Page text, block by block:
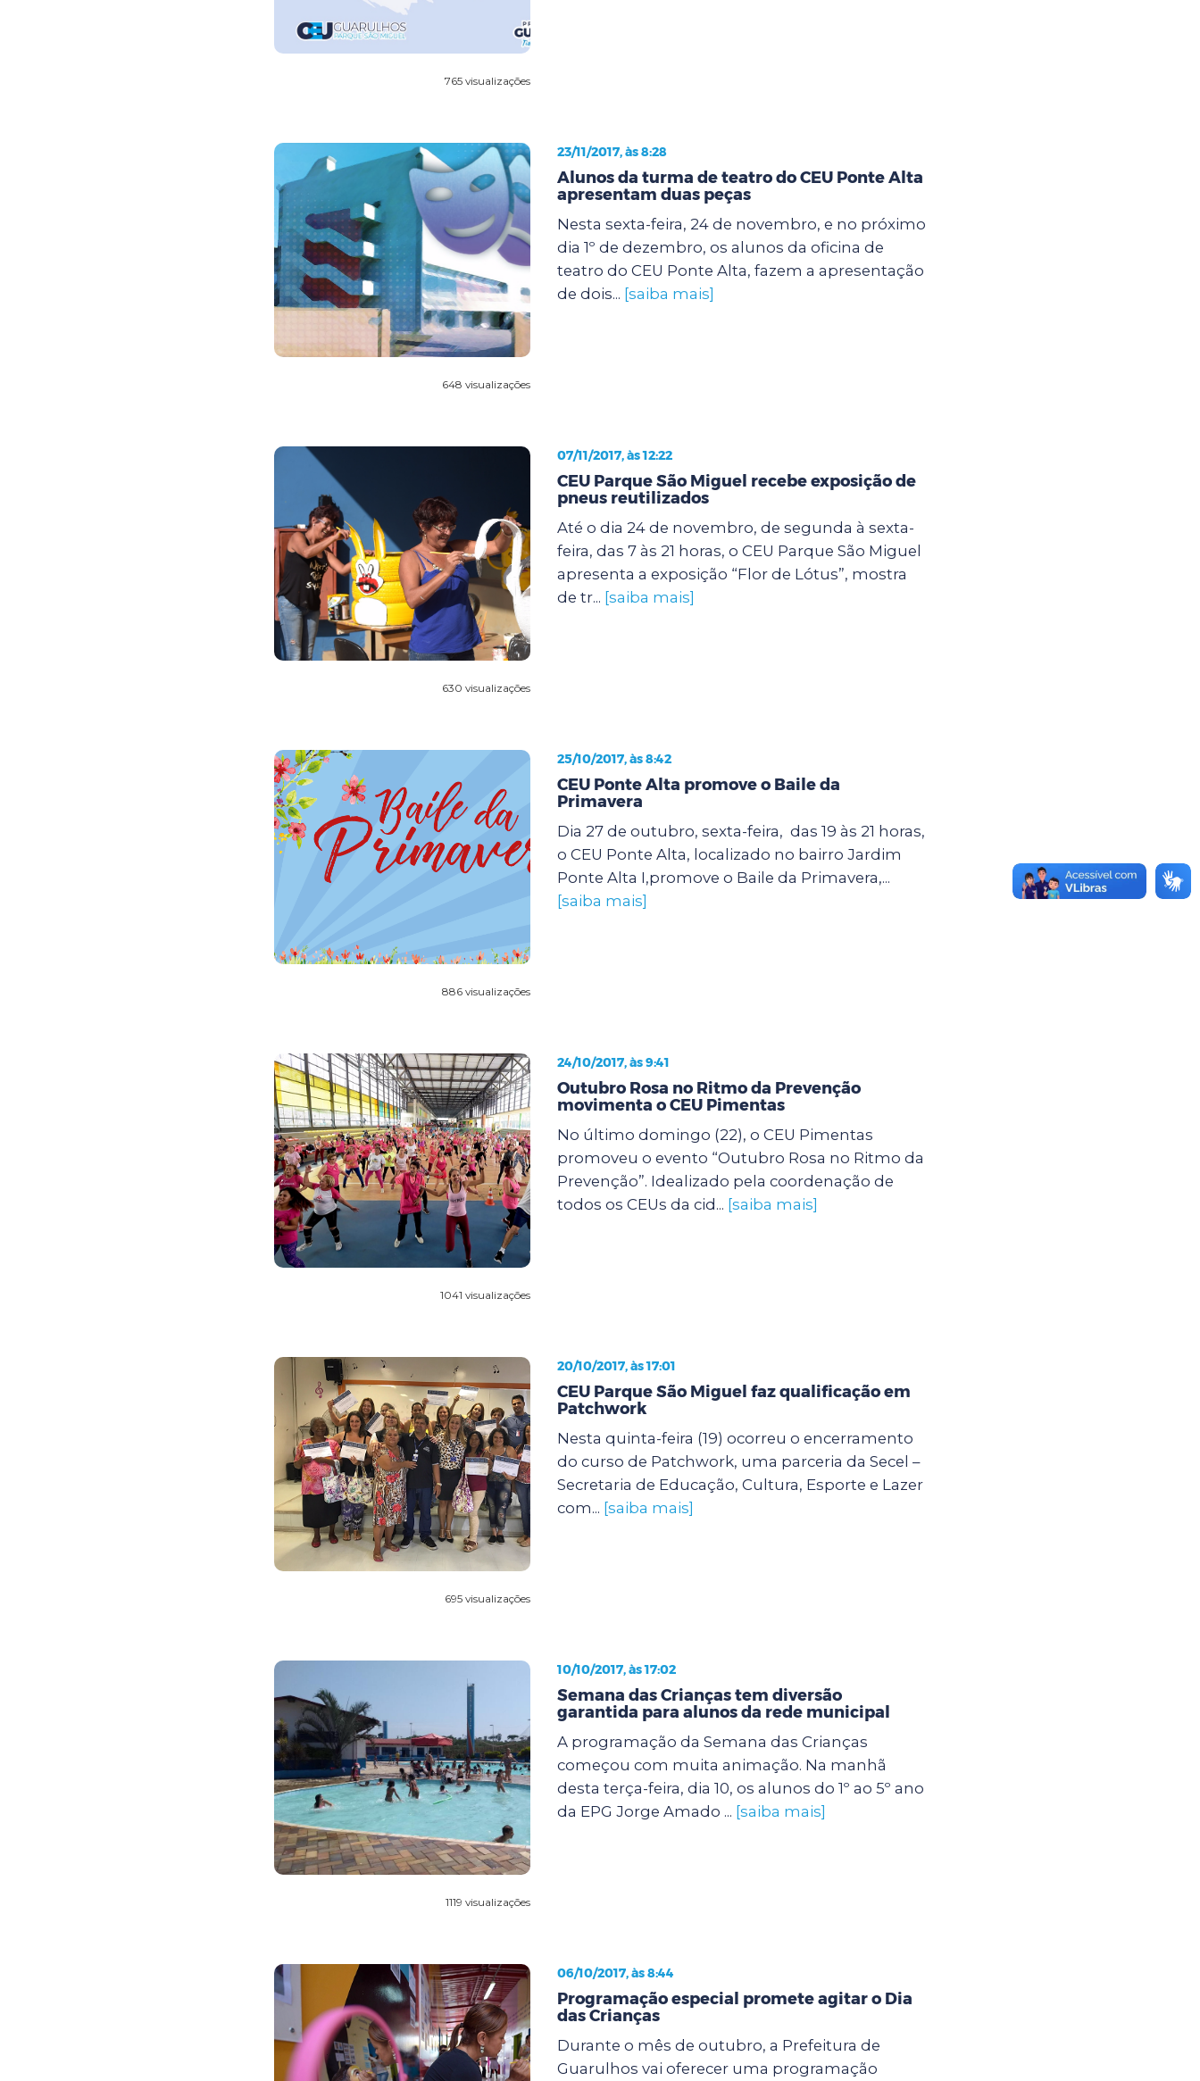
765 visualizações
648 visualizações
23/11/2017, às 8:28
Alunos da turma de teatro do CEU Ponte Alta
apresentam duas peças
Nesta sexta-feira, 24 de novembro, e no próximo
dia 1º de dezembro, os alunos da oficina de
teatro do CEU Ponte Alta, fazem a apresentação
de dois... [saiba mais]
630 visualizações
07/11/2017, às 12:22
CEU Parque São Miguel recebe exposição de
pneus reutilizados
Até o dia 24 de novembro, de segunda à sexta-
feira, das 7 às 21 horas, o CEU Parque São Miguel
apresenta a exposição “Flor de Lótus”, mostra
de tr... [saiba mais]
886 visualizações
25/10/2017, às 8:42
CEU Ponte Alta promove o Baile da
Primavera
Dia 27 de outubro, sexta-feira, das 19 às 21 horas,
o CEU Ponte Alta, localizado no bairro Jardim
Ponte Alta I,promove o Baile da Primavera,...
[saiba mais]
1041 visualizações
24/10/2017, às 9:41
Outubro Rosa no Ritmo da Prevenção
movimenta o CEU Pimentas
No último domingo (22), o CEU Pimentas
promoveu o evento “Outubro Rosa no Ritmo da
Prevenção”. Idealizado pela coordenação de
todos os CEUs da cid... [saiba mais]
695 visualizações
20/10/2017, às 17:01
CEU Parque São Miguel faz qualificação em
Patchwork
Nesta quinta-feira (19) ocorreu o encerramento
do curso de Patchwork, uma parceria da Secel –
Secretaria de Educação, Cultura, Esporte e Lazer
com... [saiba mais]
1119 visualizações
10/10/2017, às 17:02
Semana das Crianças tem diversão
garantida para alunos da rede municipal
A programação da Semana das Crianças
começou com muita animação. Na manhã
desta terça-feira, dia 10, os alunos do 1º ao 5º ano
da EPG Jorge Amado ... [saiba mais]
06/10/2017, às 8:44
Programação especial promete agitar o Dia
das Crianças
Durante o mês de outubro, a Prefeitura de
Guarulhos vai oferecer uma programação